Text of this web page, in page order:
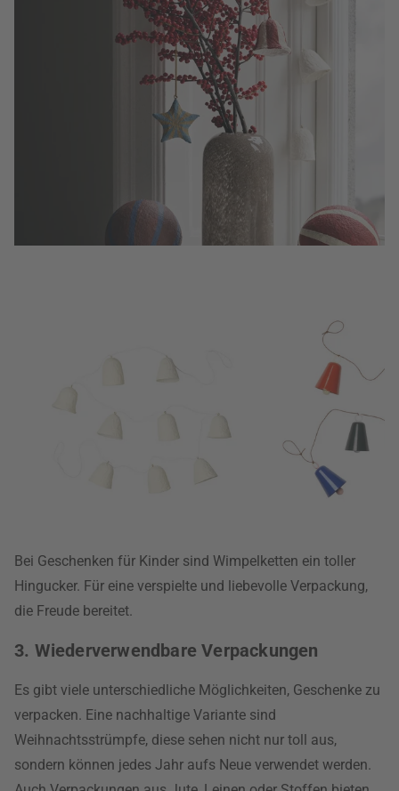
Bei Geschenken für Kinder sind Wimpelketten ein toller
Hingucker. Für eine verspielte und liebevolle Verpackung,
die Freude bereitet.
3. Wiederverwendbare Verpackungen
Es gibt viele unterschiedliche Möglichkeiten, Geschenke zu
verpacken. Eine nachhaltige Variante sind
Weihnachtsstrümpfe, diese sehen nicht nur toll aus,
sondern können jedes Jahr aufs Neue verwendet werden.